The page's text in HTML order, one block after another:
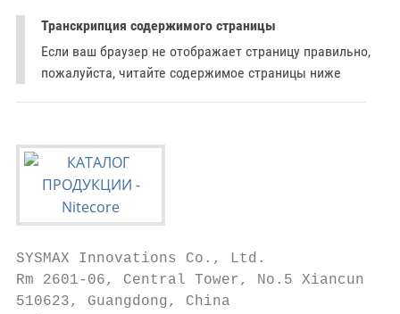
Транскрипция содержимого страницы
Если ваш браузер не отображает страницу правильно,
пожалуйста, читайте содержимое страницы ниже
SYSMAX Innovations Co., Ltd.
Rm 2601-06, Central Tower, No.5 Xiancun
510623, Guangdong, China